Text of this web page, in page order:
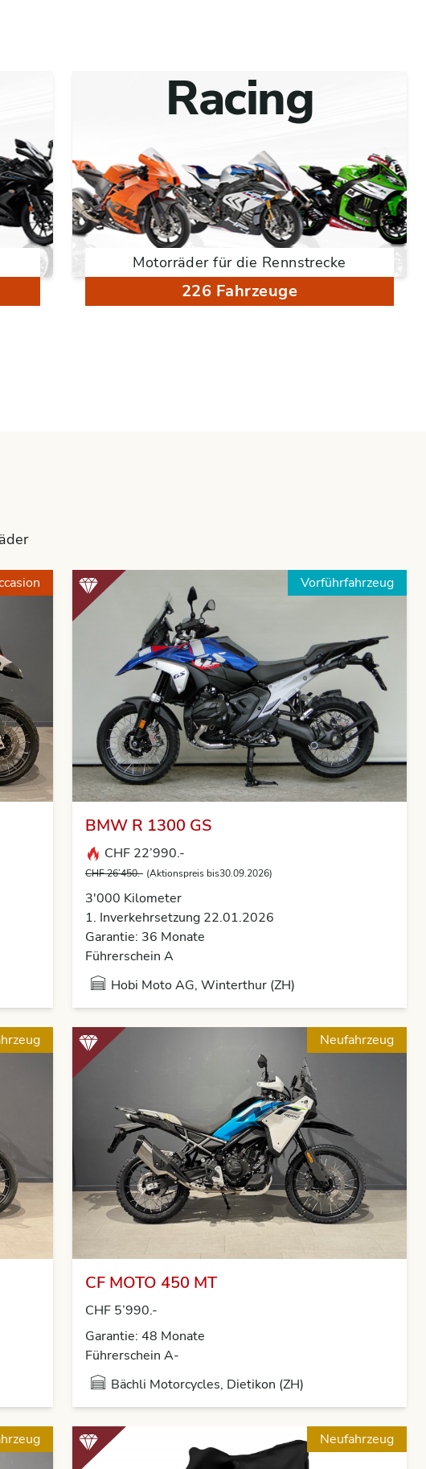
Racing
Motorräder für die Rennstrecke
226 Fahrzeuge
Vorführfahrzeug
BMW R 1300 GS
CHF 22’990.-
CHF 26’450.- (Aktionspreis bis30.09.2026)
3'000 Kilometer
1. Inverkehrsetzung 22.01.2026
Garantie: 36 Monate
Führerschein A
Hobi Moto AG, Winterthur (ZH)
Neufahrzeug
CF MOTO 450 MT
CHF 5’990.-
Garantie: 48 Monate
Führerschein A-
Bächli Motorcycles, Dietikon (ZH)
Neufahrzeug